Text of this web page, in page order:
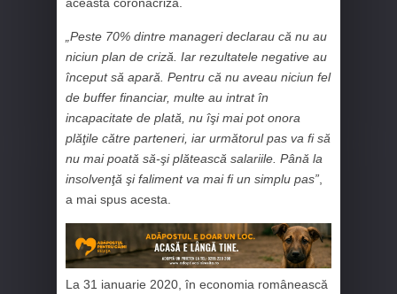
„Peste 70% dintre manageri declarau că nu au
niciun plan de criză. Iar rezultatele negative au
început să apară. Pentru că nu aveau niciun fel
de buffer financiar, multe au intrat în
incapacitate de plată, nu îşi mai pot onora
plăţile către parteneri, iar următorul pas va fi să
nu mai poată să-şi plătească salariile. Până la
insolvenţă şi faliment va mai fi un simplu pas”
a mai spus acesta.
La 31 ianuarie 2020, în economia românească